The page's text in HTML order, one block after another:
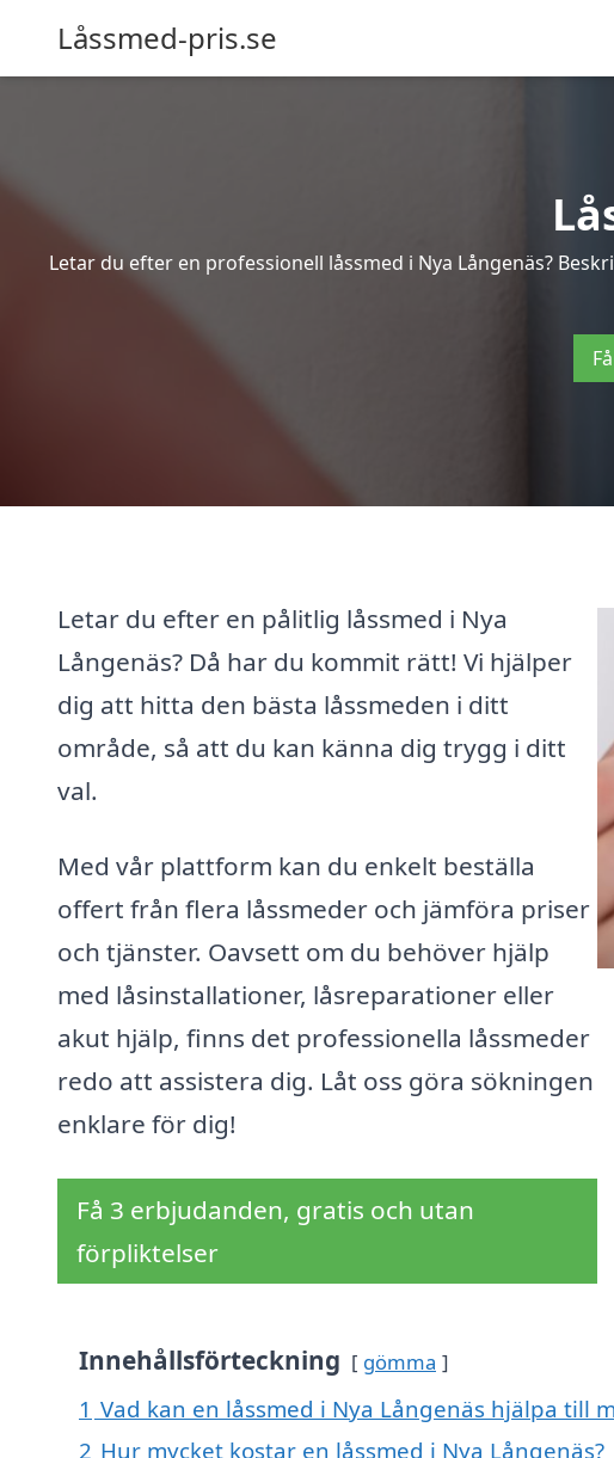
Låssmed-pris.se
Letar du efter en professionell låssmed i Nya Långenäs?
Letar du efter en pålitlig låssmed i Nya
Långenäs? Då har du kommit rätt! Vi hjälper
dig att hitta den bästa låssmeden i ditt
område, så att du kan känna dig trygg i ditt
val.
Med vår plattform kan du enkelt beställa
offert från flera låssmeder och jämföra priser
och tjänster. Oavsett om du behöver hjälp
med låsinstallationer, låsreparationer eller
akut hjälp, finns det professionella låssmeder
redo att assistera dig. Låt oss göra sökningen
enklare för dig!
Få 3 erbjudanden, gratis och utan
förpliktelser
Innehållsförteckning gömma
1 Vad kan en låssmed i Nya Långenäs hjälpa till
2 Hur mycket kostar en låssmed i Nya Långenäs?